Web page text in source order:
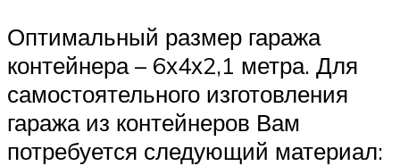
Оптимальный размер гаража
контейнера – 6х4х2,1 метра. Для
самостоятельного изготовления
гаража из контейнеров Вам
потребуется следующий материал: